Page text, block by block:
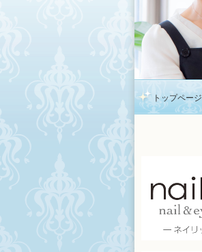
トップページ